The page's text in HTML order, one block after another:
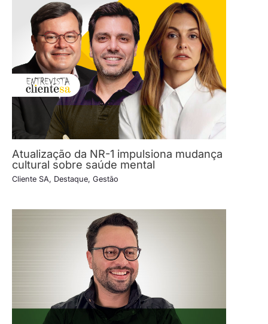
Atualização da NR-1 impulsiona mudança
cultural sobre saúde mental
Cliente SA, Destaque, Gestão